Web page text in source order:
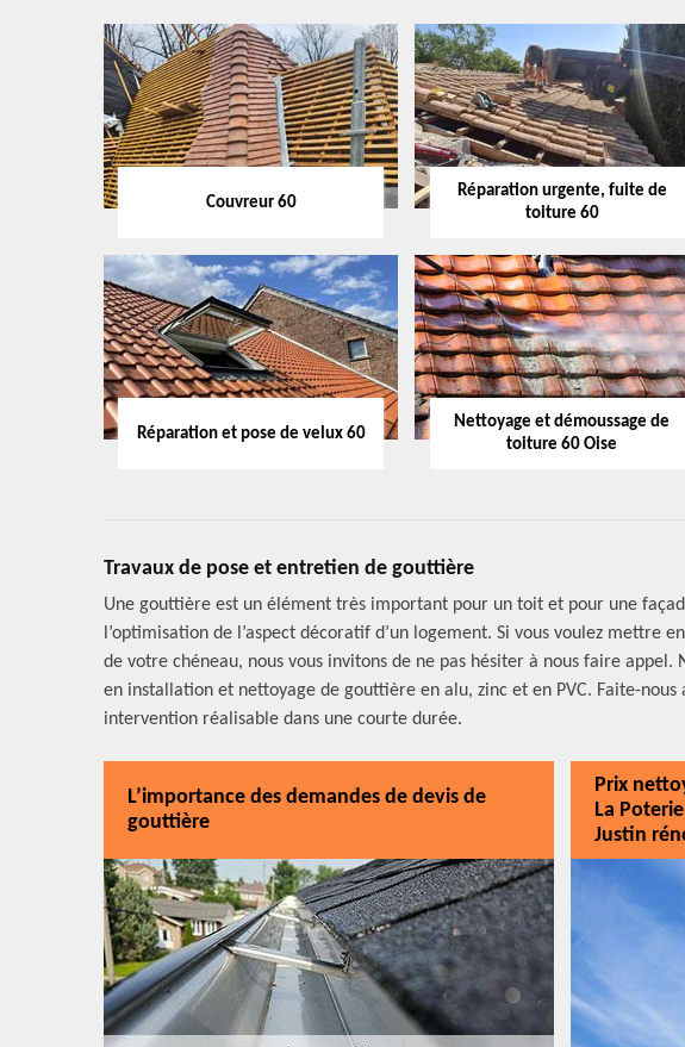
Couvreur 60
Réparation urgente, fuite de
toiture 60
Réparation et pose de velux 60
Nettoyage et démoussage de
toiture 60 Oise
Travaux de pose et entretien de gouttière
Une gouttière est un élément très important pour un toit et pour une
l’optimisation de l’aspect décoratif d’un logement. Si vous voulez mettre
de votre chéneau, nous vous invitons de ne pas hésiter à nous faire
en installation et nettoyage de gouttière en alu, zinc et en PVC. Faite-
intervention réalisable dans une courte durée.
L’importance des demandes de devis de
gouttière
Prix
La
Justin